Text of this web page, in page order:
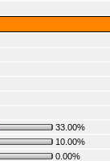
33.00%
10.00%
0.00%